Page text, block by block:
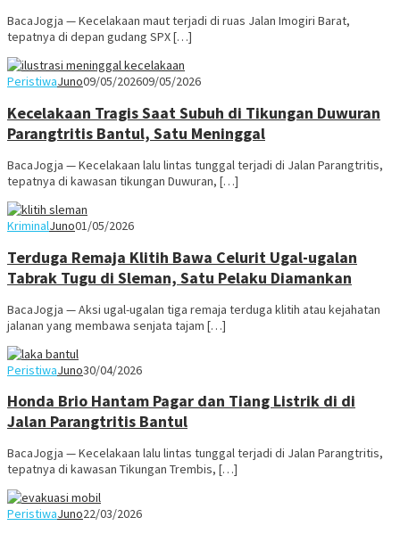
BacaJogja — Kecelakaan maut terjadi di ruas Jalan Imogiri Barat,
tepatnya di depan gudang SPX […]
PeristiwaJuno09/05/202609/05/2026
Kecelakaan Tragis Saat Subuh di Tikungan Duwuran
Parangtritis Bantul, Satu Meninggal
BacaJogja — Kecelakaan lalu lintas tunggal terjadi di Jalan Parangtritis,
tepatnya di kawasan tikungan Duwuran, […]
KriminalJuno01/05/2026
Terduga Remaja Klitih Bawa Celurit Ugal-ugalan
Tabrak Tugu di Sleman, Satu Pelaku Diamankan
BacaJogja — Aksi ugal-ugalan tiga remaja terduga klitih atau kejahatan
jalanan yang membawa senjata tajam […]
PeristiwaJuno30/04/2026
Honda Brio Hantam Pagar dan Tiang Listrik di di
Jalan Parangtritis Bantul
BacaJogja — Kecelakaan lalu lintas tunggal terjadi di Jalan Parangtritis,
tepatnya di kawasan Tikungan Trembis, […]
PeristiwaJuno22/03/2026